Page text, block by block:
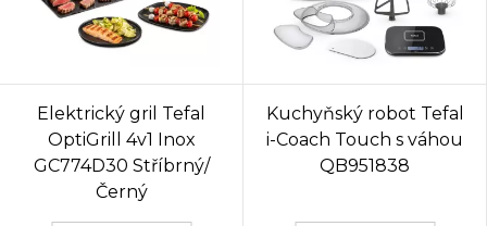
Elektrický gril Tefal
OptiGrill 4v1 Inox
GC774D30 Stříbrný/
Černý
Kuchyňský robot Tefal
i-Coach Touch s váhou
QB951838